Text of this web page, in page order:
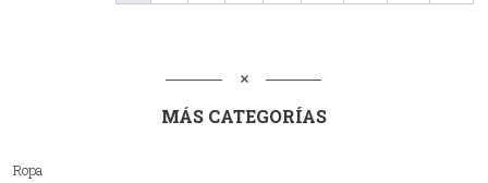
MÁS CATEGORÍAS
Ropa